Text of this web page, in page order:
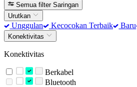
Semua filter Saringan
Urutkan
Unggulan Kecocokan Terbaik Baru
Konektivitas
Konektivitas
Berkabel
Bluetooth